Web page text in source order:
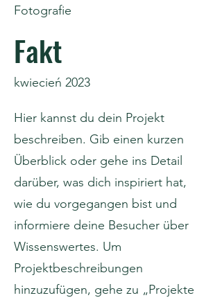
Fotografie
Fakt
kwiecień 2023
Hier kannst du dein Projekt
beschreiben. Gib einen kurzen
Überblick oder gehe ins Detail
darüber, was dich inspiriert hat,
wie du vorgegangen bist und
informiere deine Besucher über
Wissenswertes. Um
Projektbeschreibungen
hinzuzufügen, gehe zu „Projekte